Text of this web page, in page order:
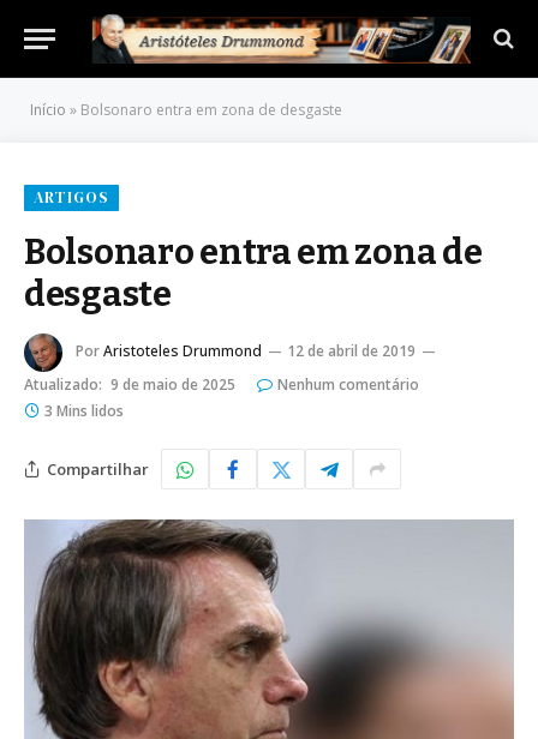
Início » Bolsonaro entra em zona de desgaste
ARTIGOS
Bolsonaro entra em zona de
desgaste
PorAristoteles Drummond
12 de abril de 2019
Atualizado: 9 de maio de 2025
Nenhum comentário
3 Mins lidos
Compartilhar